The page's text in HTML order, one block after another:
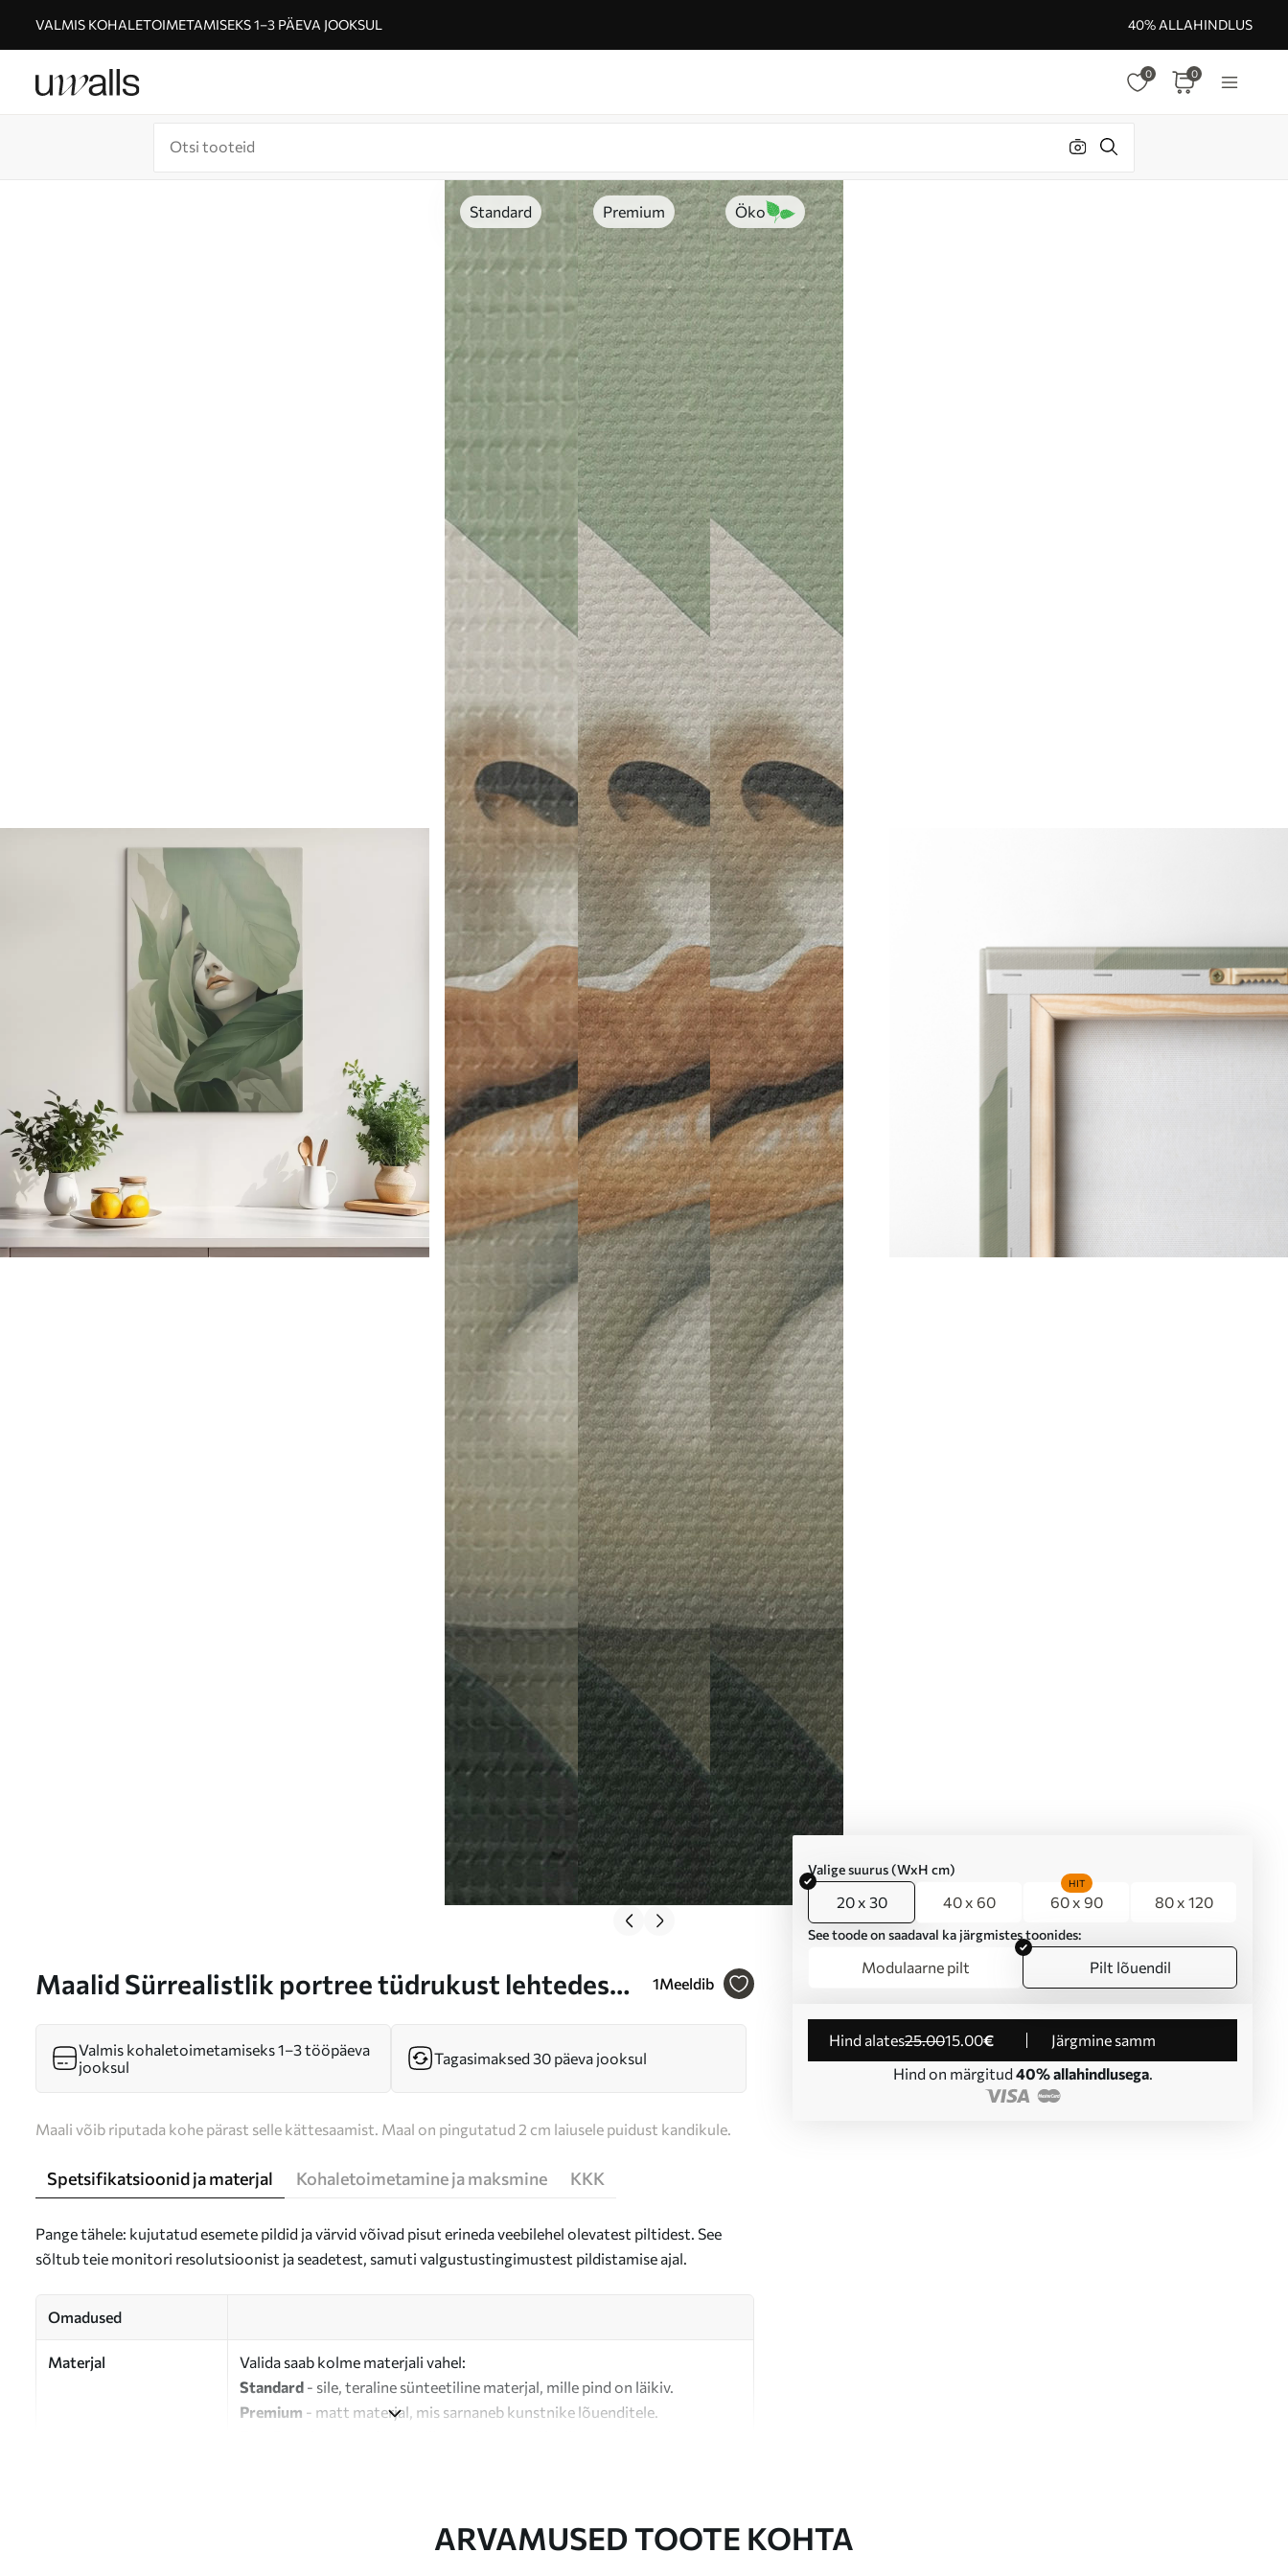
VALMIS KOHALETOIMETAMISEKS 1–3 PÄEVA JOOKSUL 40% ALLAHINDLUS
0 0
Standard Premium Öko
Maalid Sürrealistlik portree tüdrukust lehtedes
1Meeldib
Valige suurus (WxH cm)
20 x 30 40 x 60 60 x 90
HIT
80 x 120
See toode on saadaval ka järgmistes toonides:
Modulaarne pilt Pilt lõuendil
Hind alates25.0015.00€
Järgmine samm
Hind on märgitud 40% allahindlusega.
Valmis kohaletoimetamiseks 1–3 tööpäeva
jooksul
Tagasimaksed 30 päeva jooksul
Maali võib riputada kohe pärast selle kättesaamist. Maal on pingutatud 2 cm laiusele puidust kandikule.
Spetsifikatsioonid ja materjal Kohaletoimetamine ja maksmine KKK
Pange tähele: kujutatud esemete pildid ja värvid võivad pisut erineda veebilehel olevatest piltidest. See
sõltub teie monitori resolutsioonist ja seadetest, samuti valgustustingimustest pildistamise ajal.
Omadused
Materjal
Valida saab kolme materjali vahel:
Standard - sile, teraline sünteetiline materjal, mille pind on läikiv.
Premium - matt materjal, mis sarnaneb kunstnike lõuenditele.
ARVAMUSED TOOTE KOHTA